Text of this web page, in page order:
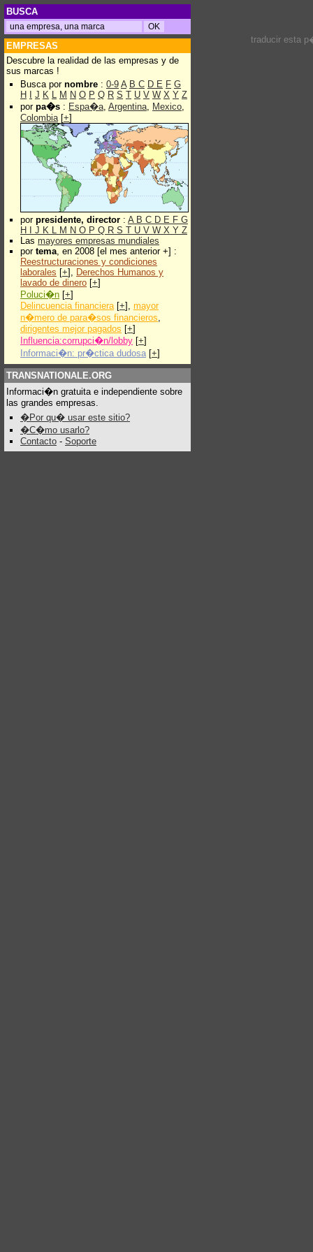
BUSCA
EMPRESAS
Descubre la realidad de las empresas y de
sus marcas !
Busca por nombre : 0-9 A B C D E F G
H
J K L M N O P Q R S T U V W X Y Z
por pa�s : Espa�a, Argentina, Mexico,
Colombia[+]
por presidente, director : A B C D E F G
H
J K L M N O P Q R S T U V W X Y Z
Las mayores empresas mundiales
por tema, en 2008 [el mes anterior +] :
Reestructuraciones y condiciones
laborales [+], Derechos Humanos y
lavado de dinero [+]
Poluci�n [+]
Delincuencia financiera[+], mayor
n�mero de para�sos financieros,
dirigentes mejor pagados [+]
Influencia:corrupci�n/lobby [+]
Informaci�n: pr�ctica dudosa [+]
TRANSNATIONALE.ORG
Informaci�n gratuita e independiente sobre
las grandes empresas.
�Por qu� usar este sitio?
�C�mo usarlo?
Contacto - Soporte
traducir esta